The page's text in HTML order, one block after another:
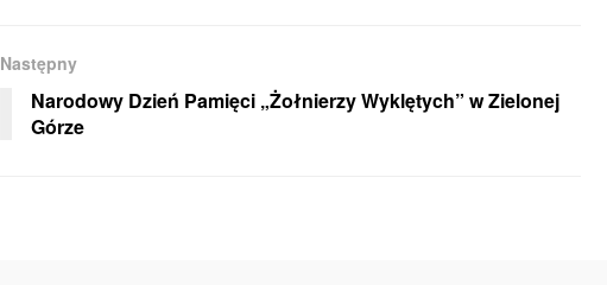
Następny
Narodowy Dzień Pamięci „Żołnierzy Wyklętych” w Zielonej
Górze